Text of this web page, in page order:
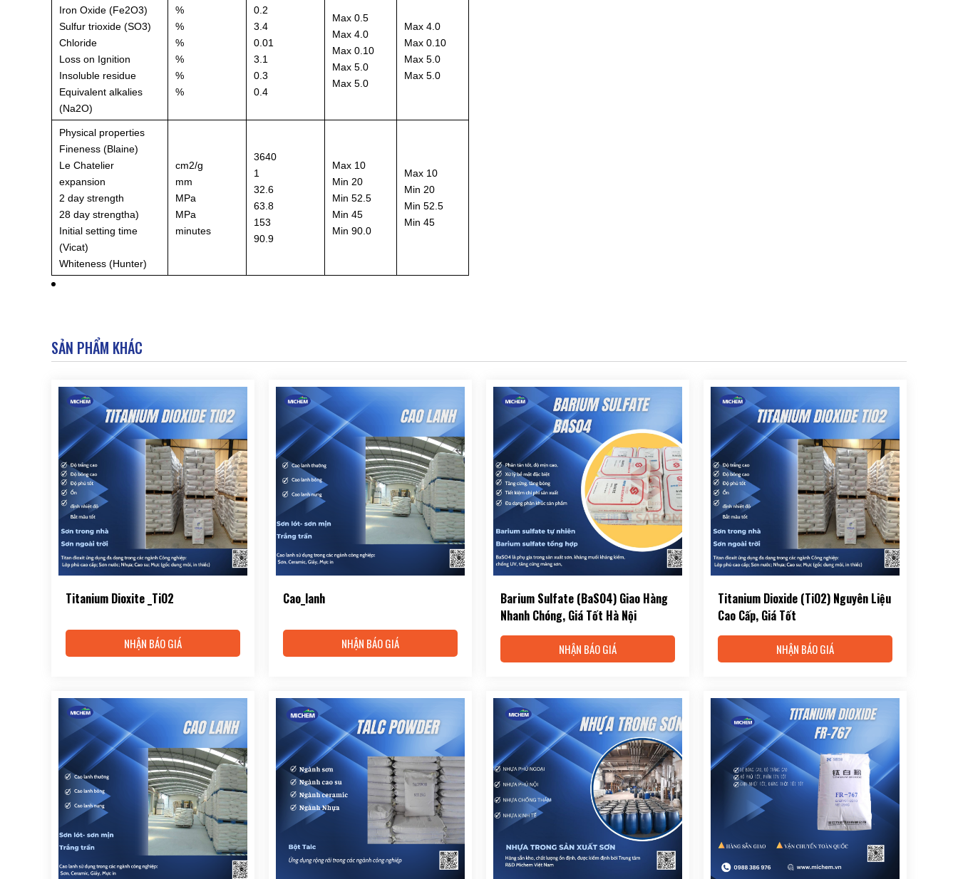
Iron Oxide (Fe2O3)
Sulfur trioxide (SO3)
Chloride
Loss on Ignition
Insoluble residue
Equivalent alkalies
(Na2O)
%
%
%
%
%
%
0.2
3.4
0.01
3.1
0.3
0.4
Max 0.5
Max 4.0
Max 0.10
Max 5.0
Max 5.0
Max 4.0
Max 0.10
Max 5.0
Max 5.0
Physical properties
Fineness (Blaine)
Le Chatelier
expansion
2 day strength
28 day strengtha)
Initial setting time
(Vicat)
Whiteness (Hunter)
cm2/g
mm
MPa
MPa
minutes
3640
1
32.6
63.8
153
90.9
Max 10
Min 20
Min 52.5
Min 45
Min 90.0
Max 10
Min 20
Min 52.5
Min 45
SẢN PHẨM KHÁC
Titanium Dioxite _TiO2
NHẬN BÁO GIÁ
Cao_lanh
NHẬN BÁO GIÁ
Barium Sulfate (BaSO4) Giao Hàng
Nhanh Chóng, Giá Tốt Hà Nội
NHẬN BÁO GIÁ
Titanium Dioxide (TiO2) Nguyên Liệu
Cao Cấp, Giá Tốt
NHẬN BÁO GIÁ